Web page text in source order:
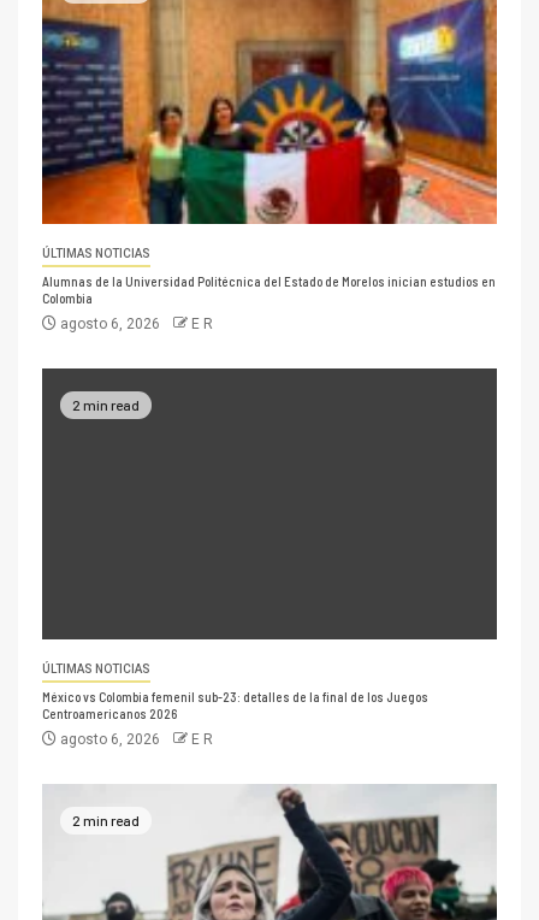
ÚLTIMAS NOTICIAS
Alumnas de la Universidad Politécnica del Estado de Morelos inician estudios en
Colombia
agosto 6, 2026 E R
2 min read
ÚLTIMAS NOTICIAS
México vs Colombia femenil sub-23: detalles de la final de los Juegos
Centroamericanos 2026
agosto 6, 2026 E R
2 min read